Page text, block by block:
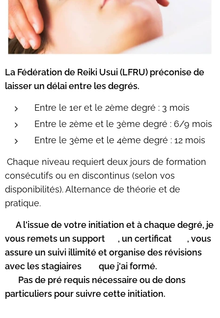
La Fédération de Reiki Usui (LFRU) préconise de
laisser un délai entre les degrés.
Entre le 1er et le 2ème degré : 3 mois
Entre le 2ème et le 3ème degré : 6/9 mois
Entre le 3ème et le 4ème degré : 12 mois
Chaque niveau requiert deux jours de formation
consécutifs ou en discontinus (selon vos
disponibilités).Alternance de théorie et de
pratique.
A l'issue de votre initiation et à chaque degré, je
vous remets un support
, un certificat
, vous
assure un suivi illimité et organise des révisions
avec les stagiaires
que j'ai formé.
Pas de pré requis nécessaire ou de dons
particuliers pour suivre cette initiation.